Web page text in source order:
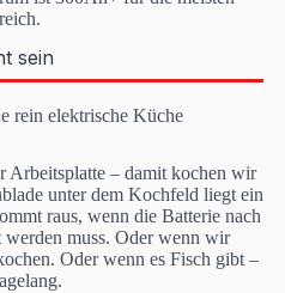
sein
rein elektrische Küche
Arbeitsplatte – damit kochen wir
unter dem Kochfeld liegt ein
raus, wenn die Batterie nach
werden muss. Oder wenn wir
Oder wenn es Fisch gibt –